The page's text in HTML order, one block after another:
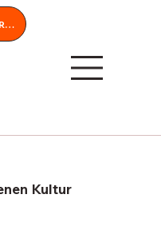
KONTAKTIEREN SIE UNS
Kultur